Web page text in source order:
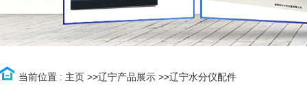
当前位置 : 主页 >>辽宁产品展示 >>辽宁水分仪配件